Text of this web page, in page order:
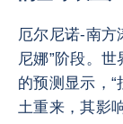
厄尔尼诺-南方
尼娜”阶段。
的预测显示，
土重来，其影